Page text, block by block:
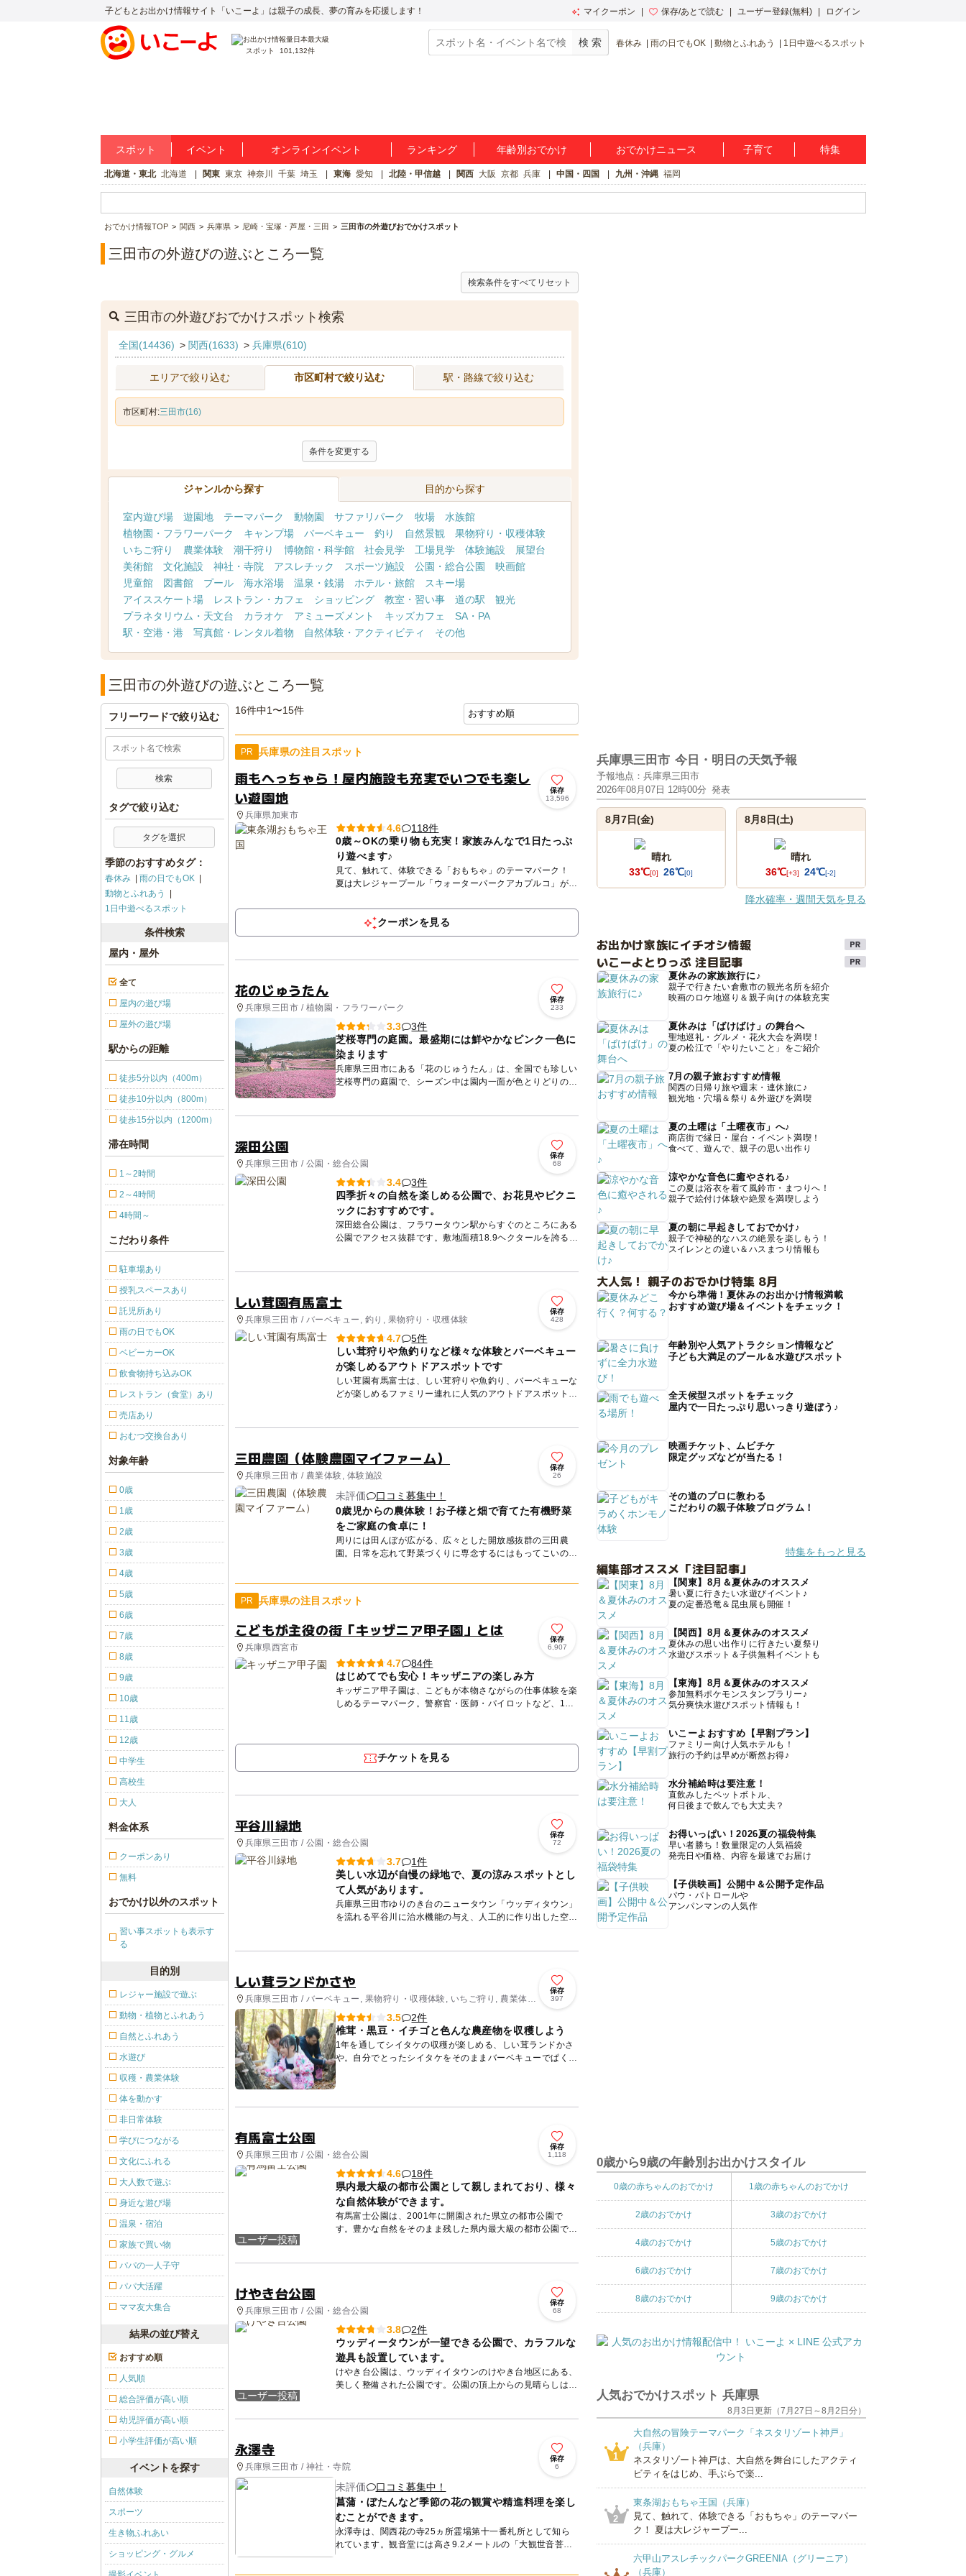
子どもとお出かけ情報サイト「いこーよ」は親子の成長、夢の育みを応援します！ マイクーポン 保存/あとで読む ユーザー登録(無料) ログイン
スポット 101,132件
春休み 雨の日でもOK 動物とふれあう 1日中遊べるスポット
スポット イベント オンラインイベント ランキング 年齢別おでかけ おでかけニュース 子育て 特集
北海道・東北 北海道 関東 東京 神奈川 千葉 埼玉 東海 愛知 北陸・甲信越 関西 大阪 京都 兵庫 中国・四国 九州・沖縄 福岡
おでかけ情報TOP 関西 兵庫県 尼崎・宝塚・芦屋・三田 三田市の外遊びおでかけスポット
三田市の外遊びの遊ぶところ一覧
検索条件をすべてリセット
三田市の外遊びおでかけスポット検索
全国(14436) > 関西(1633) > 兵庫県(610)
エリアで絞り込む 市区町村で絞り込む 駅・路線で絞り込む
市区町村:三田市(16)
条件を変更する
ジャンルから探す 目的から探す
室内遊び場 遊園地 テーマパーク 動物園 サファリパーク 牧場
水族館
植物園・フラワーパーク
キャンプ場 バーベキュー 釣り 自然景観
果物狩り・収穫体験
いちご狩り
農業体験 潮干狩り 博物館・科学館 社会見学 工場見学 体験施設
展望台
美術館
文化施設 神社・寺院 アスレチック スポーツ施設 公園・総合公園
映画館
児童館
図書館 プール 海水浴場 温泉・銭湯 ホテル・旅館
スキー場
アイススケート場
レストラン・カフェ ショッピング 教室・習い事 道の駅
観光
プラネタリウム・天文台
カラオケ アミューズメント キッズカフェ
SA・PA
駅・空港・港
写真館・レンタル着物 自然体験・アクティビティ その他
三田市の外遊びの遊ぶところ一覧
16件中1〜15件
PR 兵庫県の注目スポット
雨もへっちゃら！屋内施設も充実でいつでも楽し
い遊園地
兵庫県加東市
保存
13,596
4.6
118件
0歳～OKの乗り物も充実！家族みんなで1日たっぷ
り遊べます♪
見て、触れて、体験できる「おもちゃ」のテーマパーク！
夏は大レジャープール「ウォーターパークアカプルコ」がＯ
いま...
クーポンを見る
花のじゅうたん
兵庫県三田市 / 植物園・フラワーパーク
保存
233
3.3
3件
芝桜専門の庭園。最盛期には鮮やかなピンク一色に
染まります
兵庫県三田市にある「花のじゅうたん」は、全国でも珍しい
芝桜専門の庭園で、シーズン中は園内一面が色とりどりの芝
桜で覆われます。ピンクだけでなく、白や濃いピンク紫や青
深田公園
兵庫県三田市 / 公園・総合公園
保存
68
3.4
3件
四季折々の自然を楽しめる公園で、お花見やピクニ
ックにおすすめです。
深田総合公園は、フラワータウン駅からすぐのところにある
公園でアクセス抜群です。敷地面積18.9ヘクタールを誇る大
しい茸園有馬富士
兵庫県三田市 / バーベキュー, 釣り, 果物狩り・収穫体験
保存
428
4.7
5件
しい茸狩りや魚釣りなど様々な体験とバーベキュー
が楽しめるアウトドアスポットです
しい茸園有馬富士は、しい茸狩りや魚釣り、バーベキューな
どが楽しめるファミリー連れに人気のアウトドアスポットで
三田農園（体験農園マイファーム）
兵庫県三田市 / 農業体験, 体験施設
保存
26
未評価
口コミ募集中！
0歳児からの農体験！お子様と畑で育てた有機野菜
をご家庭の食卓に！
周りには田んぼが広がる、広々とした開放感抜群の三田農
園。日常を忘れて野菜づくりに専念するにはもってこいの環
PR 兵庫県の注目スポット
こどもが主役の街「キッザニア甲子園」とは
兵庫県西宮市
保存
6,907
4.7
84件
はじめてでも安心！キッザニアの楽しみ方
キッザニア甲子園は、こどもが本物さながらの仕事体験を楽
しめるテーマパーク。警察官・医師・パイロットなど、100
チケットを見る
平谷川緑地
兵庫県三田市 / 公園・総合公園
保存
72
3.7
1件
美しい水辺が自慢の緑地で、夏の涼みスポットとし
て人気があります。
兵庫県三田市ゆりのき台のニュータウン「ウッディタウン」
を流れる平谷川に治水機能の与え、人工的に作り出した空間
しい茸ランドかさや
兵庫県三田市 / バーベキュー, 果物狩り・収穫体験, いちご狩り, 農業体
験, 自然体験・アクティビティ
保存
397
3.5
2件
椎茸・黒豆・イチゴと色んな農産物を収穫しよう
1年を通してシイタケの収穫が楽しめる、しい茸ランドかさ
や。自分でとったシイタケをそのままバーベキューでぱく
り！なんて贅沢な体験をかなえてくれます。無農薬で栽培さ
れたシイタケは...
有馬富士公園
兵庫県三田市 / 公園・総合公園
保存
1,118
ユーザー投稿
4.6
18件
県内最大級の都市公園として親しまれており、様々
な自然体験ができます。
有馬富士公園は、2001年に開園された県立の都市公園で
す。豊かな自然をそのまま残した県内最大級の都市公園で、
けやき台公園
兵庫県三田市 / 公園・総合公園
保存
68
ユーザー投稿
3.8
2件
ウッディータウンが一望できる公園で、カラフルな
遊具も設置しています。
けやき台公園は、ウッディイタウンのけやき台地区にある、
美しく整備された公園です。公園の頂上からの見晴らしは抜
永澤寺
兵庫県三田市 / 神社・寺院
保存
6
未評価
口コミ募集中！
菖蒲・ぼたんなど季節の花の観賞や精進料理を楽し
むことができます。
永澤寺は、関西花の寺25ヵ所霊場第十一番札所として知ら
れています。観音堂には高さ9.2メートルの「大観世音菩
薩」や世界最初の仏像「ガンダーラ彫刻」の石仏10数点が
フリーワードで絞り込む
タグで絞り込む
タグを選択
季節のおすすめタグ：
春休み
雨の日でもOK
動物とふれあう
1日中遊べるスポット
条件検索
屋内・屋外
全て
屋内の遊び場
屋外の遊び場
駅からの距離
徒歩5分以内（400m）
徒歩10分以内（800m）
徒歩15分以内（1200m）
滞在時間
1～2時間
2～4時間
4時間～
こだわり条件
駐車場あり
授乳スペースあり
託児所あり
雨の日でもOK
ベビーカーOK
飲食物持ち込みOK
レストラン（食堂）あり
売店あり
おむつ交換台あり
対象年齢
0歳
1歳
2歳
3歳
4歳
5歳
6歳
7歳
8歳
9歳
10歳
11歳
12歳
中学生
高校生
大人
料金体系
クーポンあり
無料
おでかけ以外のスポット
習い事スポットも表示す
る
目的別
レジャー施設で遊ぶ
動物・植物とふれあう
自然とふれあう
水遊び
収穫・農業体験
体を動かす
非日常体験
学びにつながる
文化にふれる
大人数で遊ぶ
身近な遊び場
温泉・宿泊
家族で買い物
パパの一人子守
パパ大活躍
ママ友大集合
結果の並び替え
おすすめ順
人気順
総合評価が高い順
幼児評価が高い順
小学生評価が高い順
イベントを探す
自然体験
スポーツ
生き物ふれあい
ショッピング・グルメ
兵庫県三田市 今日・明日の天気予報
予報地点：兵庫県三田市
2026年08月07日 12時00分 発表
8月7日(金)
晴れ
33℃[0] 26℃[0]
8月8日(土)
晴れ
36℃[+3] 24℃[-2]
降水確率・週間天気を見る
お出かけ家族にイチオシ情報
いこーよとりっぷ 注目記事
夏休みの家族旅行に♪
親子で行きたい倉敷市の観光名所を紹介
映画のロケ地巡り＆親子向けの体験充実
夏休みは「ばけばけ」の舞台へ
聖地巡礼・グルメ・花火大会を満喫！
夏の松江で「やりたいこと」をご紹介
7月の親子旅おすすめ情報
関西の日帰り旅や週末・連休旅に♪
観光地・穴場＆祭り＆外遊びを満喫
夏の土曜は「土曜夜市」へ♪
商店街で縁日・屋台・イベント満喫！
食べて、遊んで、親子の思い出作り
涼やかな音色に癒やされる♪
この夏は浴衣を着て風鈴市・まつりへ！
親子で絵付け体験や絶景を満喫しよう
夏の朝に早起きしておでかけ♪
親子で神秘的なハスの絶景を楽しもう！
スイレンとの違い＆ハスまつり情報も
大人気！ 親子のおでかけ特集 8月
今から準備！夏休みのお出かけ情報満載
おすすめ遊び場＆イベントをチェック！
年齢別や人気アトラクション情報など
子ども大満足のプール＆水遊びスポット
全天候型スポットをチェック
屋内で一日たっぷり思いっきり遊ぼう♪
映画チケット、ムビチケ
限定グッズなどが当たる！
その道のプロに教わる
こだわりの親子体験プログラム！
特集をもっと見る
編集部オススメ「注目記事」
【関東】8月＆夏休みのオススメ
暑い夏に行きたい水遊びイベント♪
夏の定番恐竜＆昆虫展も開催！
【関西】8月＆夏休みのオススメ
夏休みの思い出作りに行きたい夏祭り
水遊びスポット＆子供無料イベントも
【東海】8月＆夏休みのオススメ
参加無料ポケモンスタンプラリー♪
気分爽快水遊びスポット情報も！
いこーよおすすめ【早割プラン】
ファミリー向け人気ホテルも！
旅行の予約は早めが断然お得♪
水分補給時は要注意！
直飲みしたペットボトル、
何日後まで飲んでも大丈夫？
お得いっぱい！2026夏の福袋特集
早い者勝ち！数量限定の人気福袋
発売日や価格、内容を最速でお届け
【子供映画】公開中＆公開予定作品
パウ・パトロールや
アンパンマンの人気作
0歳から9歳の年齢別お出かけスタイル
0歳の赤ちゃんのおでかけ 1歳の赤ちゃんのおでかけ
2歳のおでかけ 3歳のおでかけ
4歳のおでかけ 5歳のおでかけ
6歳のおでかけ 7歳のおでかけ
8歳のおでかけ 9歳のおでかけ
人気おでかけスポット 兵庫県
8月3日更新（7月27日～8月2日分）
1
大自然の冒険テーマパーク「ネスタリゾート神戸」
（兵庫）
ネスタリゾート神戸は、大自然を舞台にしたアクティ
ビティをはじめ、手ぶらで楽...
2
東条湖おもちゃ王国（兵庫）
見て、触れて、体験できる「おもちゃ」のテーマパー
ク！ 夏は大レジャープー...
六甲山アスレチックパークGREENIA（グリーニア）
（兵庫）